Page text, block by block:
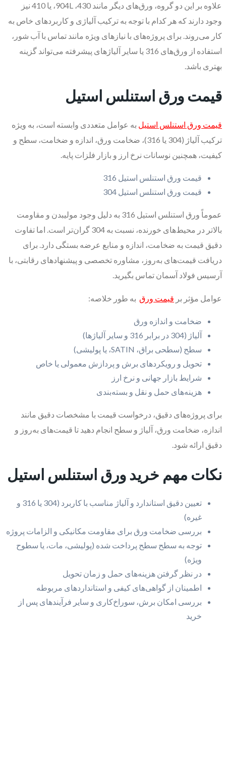
علاوه بر این دو گروه، ورق‌های دیگر مانند 430، 904L، یا 410 نیز
وجود دارند که هر کدام با توجه به ترکیب آلیاژی و کاربردهای خاص به
کار می‌روند. برای پروژه‌های با نیازهای ویژه مانند تماس با آب شور،
استفاده از ورق‌های 316 یا سایر آلیاژهای پیشرفته می‌تواند گزینه
بهتری باشد.
قیمت ورق استنلس استیل
قیمت ورق استنلس استیل به عوامل متعددی وابسته است، به ویژه
ترکیب آلیاژ (304 یا 316)، ضخامت ورق، اندازه و ضخامت، سطح و
کیفیت، همچنین نوسانات نرخ ارز و بازار فلزات پایه.
قیمت ورق استنلس استیل 316
قیمت ورق استنلس استیل 304
عموماً ورق استنلس استیل 316 به دلیل وجود مولیبدن و مقاومت
بالاتر در محیط‌های خورنده، نسبت به 304 گران‌تر است. اما تفاوت
دقیق قیمت به ضخامت، اندازه و منابع عرضه بستگی دارد. برای
دریافت قیمت‌های به‌روز، مشاوره تخصصی و پیشنهادهای رقابتی، با
آرسیس فولاد آسمان تماس بگیرید.
عوامل مؤثر بر قیمت ورق به طور خلاصه:
ضخامت و اندازه ورق
آلیاژ (304 در برابر 316 و سایر آلیاژها)
سطح (سطحی براق، SATIN، یا پولیشی)
تحویل و رویکردهای برش و پردازش معمولی یا خاص
شرایط بازار جهانی و نرخ ارز
هزینه‌های حمل و نقل و بسته‌بندی
برای پروژه‌های دقیق، درخواست قیمت با مشخصات دقیق مانند
اندازه، ضخامت ورق، آلیاژ و سطح انجام دهید تا قیمت‌های به‌روز و
دقیق ارائه شود.
نکات مهم خرید ورق استنلس استیل
تعیین دقیق استاندارد و آلیاژ مناسب با کاربرد (304 یا 316 و
غیره)
بررسی ضخامت ورق برای مقاومت مکانیکی و الزامات پروژه
توجه به سطح سطح پرداخت شده (پولیشی، مات، یا سطوح
ویژه)
در نظر گرفتن هزینه‌های حمل و زمان تحویل
اطمینان از گواهی‌های کیفی و استانداردهای مربوطه
بررسی امکان برش، سوراخ‌کاری و سایر فرآیندهای پس از
خرید